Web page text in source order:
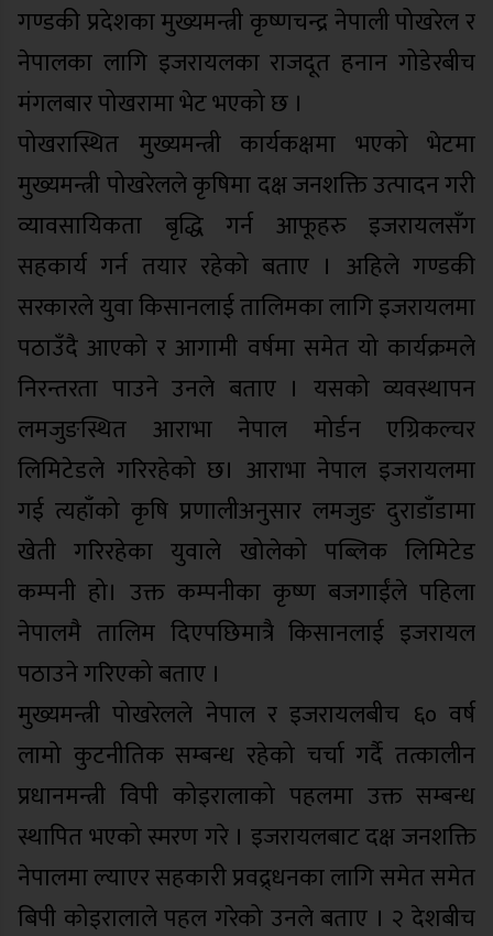
गण्डकी प्रदेशका मुख्यमन्त्री कृष्णचन्द्र नेपाली पोखरेल र
नेपालका लागि इजरायलका राजदूत हनान गोडेरबीच
मंगलबार पोखरामा भेट भएको छ ।
पोखरास्थित मुख्यमन्त्री कार्यकक्षमा भएको भेटमा
मुख्यमन्त्री पोखरेलले कृषिमा दक्ष जनशक्ति उत्पादन गरी
व्यावसायिकता बृद्धि गर्न आफूहरु इजरायलसँग
सहकार्य गर्न तयार रहेको बताए । अहिले गण्डकी
सरकारले युवा किसानलाई तालिमका लागि इजरायलमा
पठाउँदै आएको र आगामी वर्षमा समेत यो कार्यक्रमले
निरन्तरता पाउने उनले बताए । यसको व्यवस्थापन
लमजुङस्थित आराभा नेपाल मोर्डन एग्रिकल्चर
लिमिटेडले गरिरहेको छ। आराभा नेपाल इजरायलमा
गई त्यहाँको कृषि प्रणालीअनुसार लमजुङ दुराडाँडामा
खेती गरिरहेका युवाले खोलेको पब्लिक लिमिटेड
कम्पनी हो। उक्त कम्पनीका कृष्ण बजगाईंले पहिला
नेपालमै तालिम दिएपछिमात्रै किसानलाई इजरायल
पठाउने गरिएको बताए ।
मुख्यमन्त्री पोखरेलले नेपाल र इजरायलबीच ६० वर्ष
लामो कुटनीतिक सम्बन्ध रहेको चर्चा गर्दै तत्कालीन
प्रधानमन्त्री विपी कोइरालाको पहलमा उक्त सम्बन्ध
स्थापित भएको स्मरण गरे । इजरायलबाट दक्ष जनशक्ति
नेपालमा ल्याएर सहकारी प्रवद्र्धनका लागि समेत समेत
बिपी कोइरालाले पहल गरेको उनले बताए । २ देशबीच